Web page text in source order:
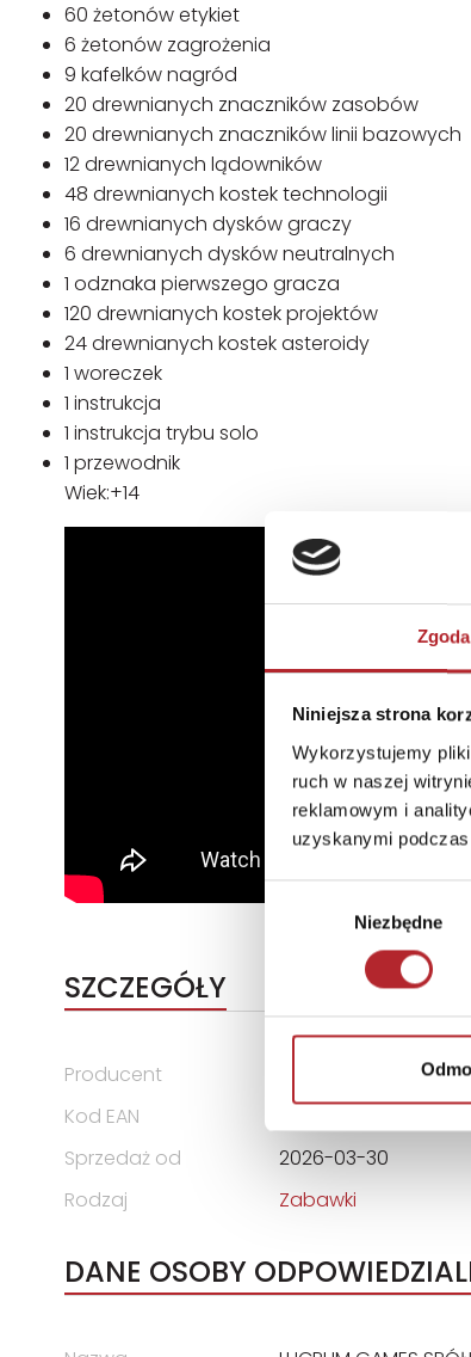
Zgoda
Niniejsza strona
Wykorzystujemy
ruch w naszej
reklamowym i
uzyskanymi
Niezbędne
60 żetonów etykiet
6 żetonów zagrożenia
9 kafelków nagród
20 drewnianych znaczników zasobów
20 drewnianych znaczników linii bazowych
12 drewnianych lądowników
48 drewnianych kostek technologii
16 drewnianych dysków graczy
6 drewnianych dysków neutralnych
1 odznaka pierwszego gracza
120 drewnianych kostek projektów
24 drewnianych kostek asteroidy
1 woreczek
1 instrukcja
1 instrukcja trybu solo
1 przewodnik
Wiek:+14
SZCZEGÓŁY
Producent
Kod EAN
Sprzedaż od
2026-03-30
Rodzaj
Zabawki
DANE OSOBY